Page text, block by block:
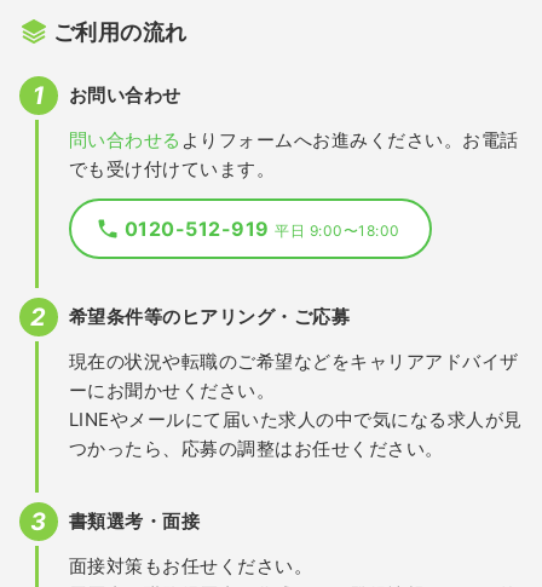
ご利用の流れ
お問い合わせ
問い合わせる よりフォームへお進みください。お電話
でも受け付けています。
0120-512-919平日 9:00〜18:00
希望条件等のヒアリング・ご応募
現在の状況や転職のご希望などをキャリアアドバイザ
ーにお聞かせください。
LINEやメールにて届いた求人の中で気になる求人が見
つかったら、応募の調整はお任せください。
書類選考・面接
面接対策もお任せください。